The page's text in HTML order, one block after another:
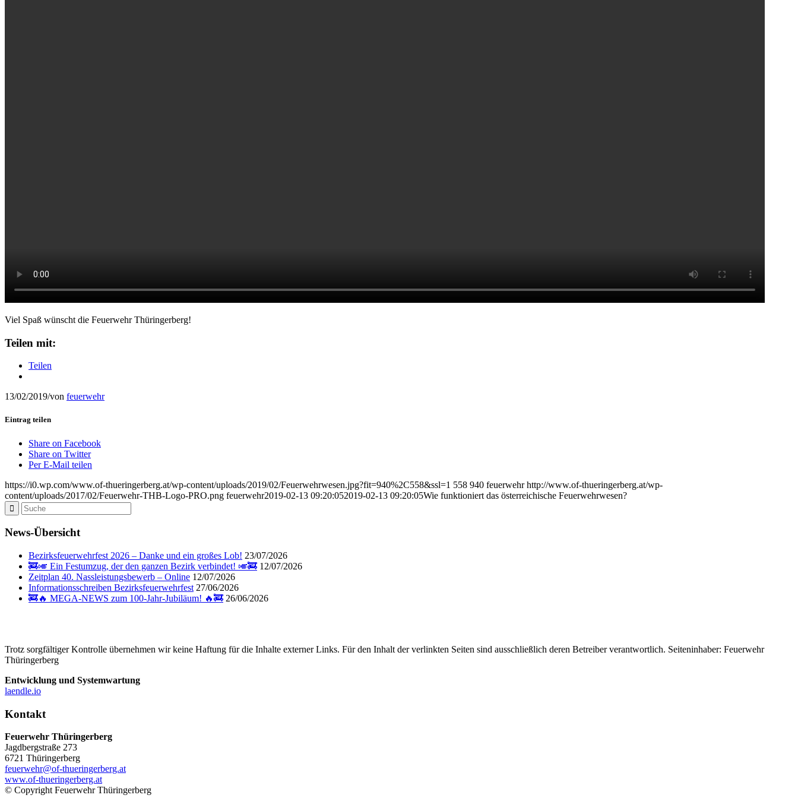
Viel Spaß wünscht die Feuerwehr Thüringerberg!
Teilen mit:
Teilen
13/02/2019/von feuerwehr
Eintrag teilen
Share on Facebook
Share on Twitter
Per E-Mail teilen
https://i0.wp.com/www.of-thueringerberg.at/wp-content/uploads/2019/02/Feuerwehrwesen.jpg?fit=940%2C558&ssl=1 558 940 feuerwehr http://www.of-thueringerberg.at/wp-
content/uploads/2017/02/Feuerwehr-THB-Logo-PRO.png feuerwehr2019-02-13 09:20:052019-02-13 09:20:05Wie funktioniert das österreichische Feuerwehrwesen?
News-Übersicht
Bezirksfeuerwehrfest 2026 – Danke und ein großes Lob! 23/07/2026
🚒🎺 Ein Festumzug, der den ganzen Bezirk verbindet! 🎺🚒 12/07/2026
Zeitplan 40. Nassleistungsbewerb – Online 12/07/2026
Informationsschreiben Bezirksfeuerwehrfest 27/06/2026
🚒🔥 MEGA-NEWS zum 100-Jahr-Jubiläum! 🔥🚒 26/06/2026
Trotz sorgfältiger Kontrolle übernehmen wir keine Haftung für die Inhalte externer Links. Für den Inhalt der verlinkten Seiten sind ausschließlich deren Betreiber verantwortlich. Seiteninhaber: Feuerwehr
Thüringerberg
Entwicklung und Systemwartung
laendle.io
Kontakt
Feuerwehr Thüringerberg
Jagdbergstraße 273
6721 Thüringerberg
feuerwehr@of-thueringerberg.at
www.of-thueringerberg.at
© Copyright Feuerwehr Thüringerberg